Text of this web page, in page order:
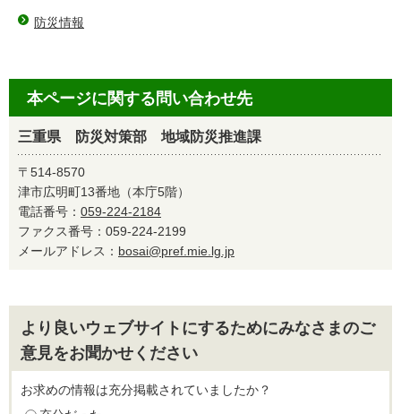
防災情報
本ページに関する問い合わせ先
三重県 防災対策部 地域防災推進課
〒514-8570
津市広明町13番地（本庁5階）
電話番号： 059-224-2184
ファクス番号：059-224-2199
メールアドレス： bosai@pref.mie.lg.jp
より良いウェブサイトにするためにみなさまのご
意見をお聞かせください
お求めの情報は充分掲載されていましたか？